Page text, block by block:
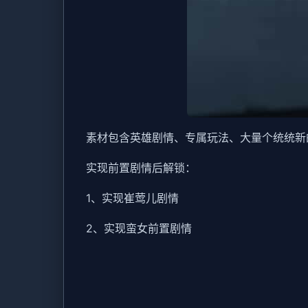
素材包含英雄剧情、专属玩法、大量个统统
实现前置剧情后解锁：
1、实现崔莺儿剧情
2、实现蛮女前置剧情